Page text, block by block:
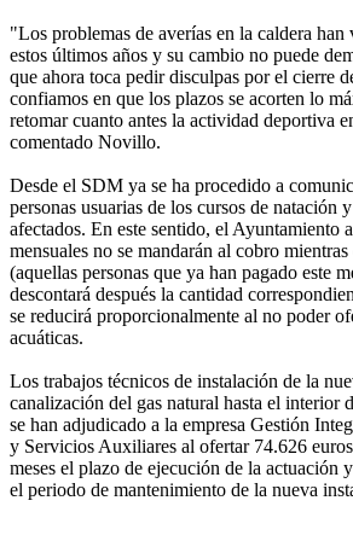
"Los problemas de averías en la caldera han
estos últimos años y su cambio no puede
que ahora toca pedir disculpas por el cierre
confiamos en que los plazos se acorten lo
retomar cuanto antes la actividad deportiva
comentado Novillo.
Desde el SDM ya se ha procedido a
personas usuarias de los cursos de natación
afectados. En este sentido, el Ayuntamiento
mensuales no se mandarán al cobro
(aquellas personas que ya han pagado este
descontará después la cantidad
se reducirá proporcionalmente al no poder
acuáticas.
Los trabajos técnicos de instalación de la
canalización del gas natural hasta el interior
se han adjudicado a la empresa Gestión
y Servicios Auxiliares al ofertar 74.626
meses el plazo de ejecución de la actuación
el periodo de mantenimiento de la nueva